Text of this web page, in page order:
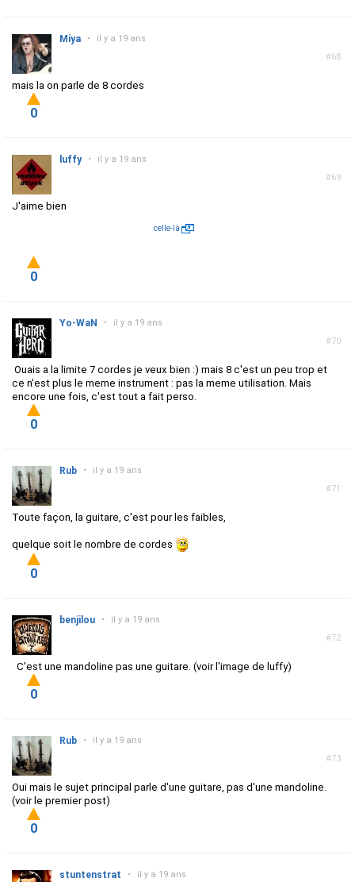
#68
Miya • il y a 19 ans
mais la on parle de 8 cordes
0
#69
luffy • il y a 19 ans
J'aime bien
celle-là
0
#70
Yo-WaN • il y a 19 ans
Ouais a la limite 7 cordes je veux bien :) mais 8 c'est un peu trop et
ce n'est plus le meme instrument : pas la meme utilisation. Mais
encore une fois, c'est tout a fait perso.
0
#71
Rub • il y a 19 ans
Toute façon, la guitare, c'est pour les faibles,
quelque soit le nombre de cordes
0
#72
benjilou • il y a 19 ans
C'est une mandoline pas une guitare. (voir l'image de luffy)
0
#73
Rub • il y a 19 ans
Oui mais le sujet principal parle d'une guitare, pas d'une mandoline.
(voir le premier post)
0
stuntenstrat • il y a 19 ans